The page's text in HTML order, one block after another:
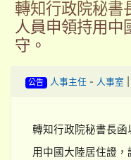
轉知行政院秘書
人員申領持用中
守。
公告 人事主任- 人事室
轉知行政院秘書長
用中國大陸居住證，